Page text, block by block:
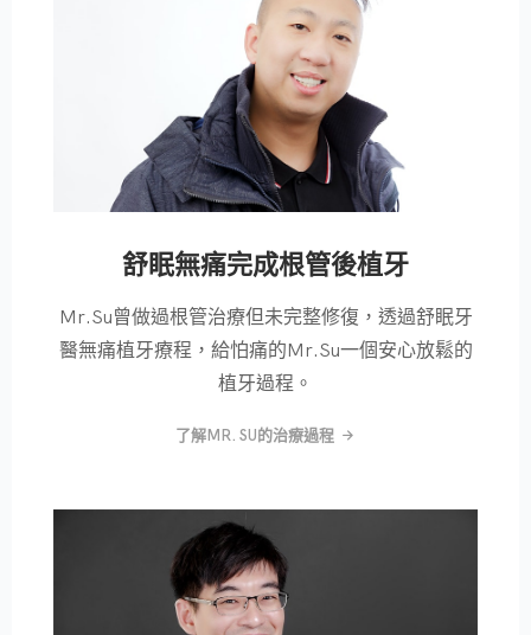
舒眠無痛完成根管後植牙
Mr.Su曾做過根管治療但未完整修復，透過舒眠牙
醫無痛植牙療程，給怕痛的Mr.Su一個安心放鬆的
植牙過程。
了解MR. SU的治療過程